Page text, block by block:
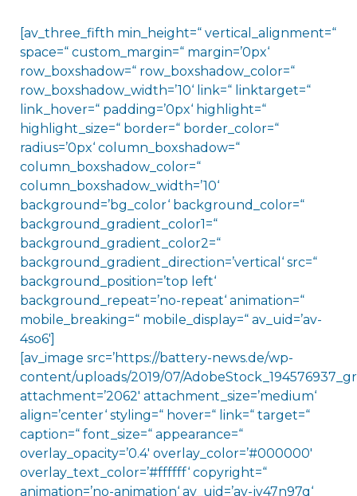
[av_three_fifth min_height=“ vertical_alignment=“
space=“ custom_margin=“ margin=’0px‘
row_boxshadow=“ row_boxshadow_color=“
row_boxshadow_width=’10‘ link=“ linktarget=“
link_hover=“ padding=’0px‘ highlight=“
highlight_size=“ border=“ border_color=“
radius=’0px‘ column_boxshadow=“
column_boxshadow_color=“
column_boxshadow_width=’10‘
background=’bg_color‘ background_color=“
background_gradient_color1=“
background_gradient_color2=“
background_gradient_direction=’vertical‘ src=“
background_position=’top left‘
background_repeat=’no-repeat‘ animation=“
mobile_breaking=“ mobile_display=“ av_uid=’av-
4so6′]
[av_image src=’https://battery-news.de/wp-
content/uploads/2019/07/
attachment=’2062′ attachment_size=’medium‘
align=’center‘ styling=“ hover=“ link=“ target=“
caption=“ font_size=“ appearance=“
overlay_opacity=’0.4′ overlay_color=’#000000′
overlay_text_color=’#ffffff‘ copyright=“
animation=’no-animation‘ av_uid=’av-jy47n97q‘